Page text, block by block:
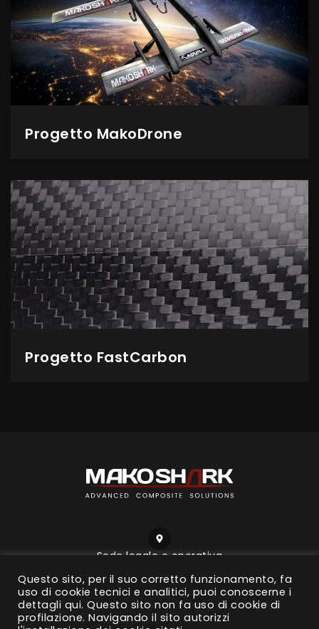
Progetto MakoDrone
Progetto FastCarbon
Sede legale e operativa
Viale Montecuccoli, 16
23843 Dolzago (Lc) – Italy
Questo sito, per il suo corretto funzionamento, fa
uso di cookie tecnici e analitici, puoi conoscerne i
dettagli qui. Questo sito non fa uso di cookie di
profilazione. Navigando il sito autorizzi